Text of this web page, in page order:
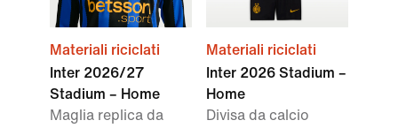
Materiali riciclati
Inter 2026/27
Stadium – Home
Maglia replica da
Materiali riciclati
Inter 2026 Stadium –
Home
Divisa da calcio